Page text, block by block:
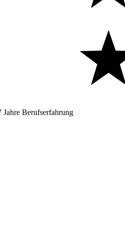
Jahre Berufserfahrung